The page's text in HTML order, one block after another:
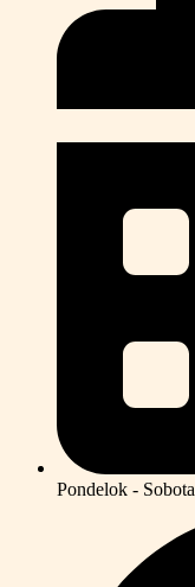
Pondelok - Sobota